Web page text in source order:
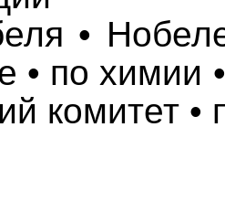
•
• по химии
комитет •